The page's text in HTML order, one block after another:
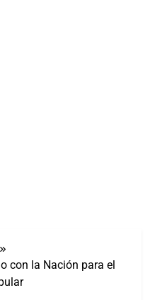
con la Nación para el